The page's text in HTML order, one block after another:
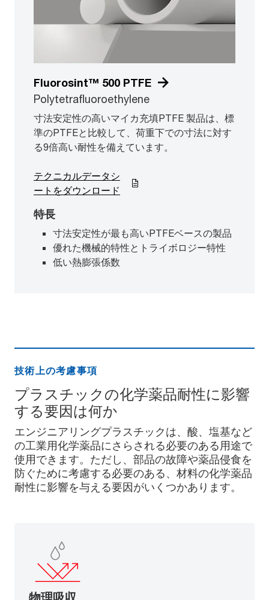
Fluorosint™ 500 PTFE
Polytetrafluoroethylene
寸法安定性の高いマイカ充填PTFE 製品は、標
準のPTFEと比較して、荷重下での寸法に対す
る9倍高い耐性を備えています。
特長
寸法安定性が最も高いPTFEベースの製品
優れた機械的特性とトライボロジー特性
低い熱膨張係数
テクニカルデータシ
ートをダウンロード
技術上の考慮事項
プラスチックの化学薬品耐性に影響
する要因は何か
エンジニアリングプラスチックは、酸、塩基など
の工業用化学薬品にさらされる必要のある用途で
使用できます。ただし、部品の故障や薬品侵食を
防ぐために考慮する必要のある、材料の化学薬品
耐性に影響を与える要因がいくつかあります。